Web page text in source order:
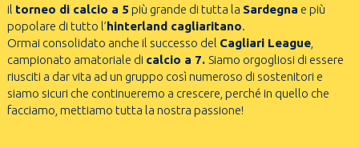
il torneo di calcio a 5 più grande di tutta la Sardegna e più
popolare di tutto l’hinterland cagliaritano.
Ormai consolidato anche il successo del Cagliari League,
campionato amatoriale di calcio a 7. Siamo orgogliosi di essere
riusciti a dar vita ad un gruppo così numeroso di sostenitori e
siamo sicuri che continueremo a crescere, perché in quello che
facciamo, mettiamo tutta la nostra passione!